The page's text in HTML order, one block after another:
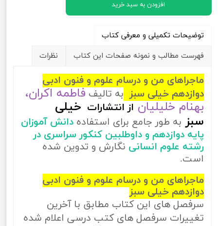
افزودن به سبد خرید
توضیحات تکمیلی و معرفی کتاب
فهرست مطالب و نمونه صفحات این کتاب
نظرات
ماجراهای من و درسام علوم و فنون ادبی
دوازدهم خیلی سبز به تالیف فاطمه اکران،
بهنام خلیلیان از انتشارات خیلی
سبز به طور جامع برای استفاده دانش آموزان
پایه دوازدهم و داوطلبین کنکور سراسری در
رشته علوم انسانی نگارش و تدوین شده
است.
ماجراهای من و درسام علوم و فنون ادبی
دوازدهم خیلی سبز
سرفصل های این کتاب مطابق با آخرین
تغییرات سرفصل های کتب درسی اعلام شده